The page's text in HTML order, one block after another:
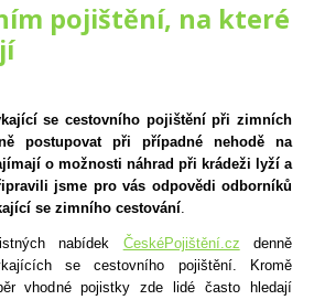
pojištění, na které
se cestovního pojištění při zimních
postupovat při případné nehodě na
o možnosti náhrad při krádeži lyží a
jsme pro vás odpovědi odborníků
se zimního cestování.
nabídek ČeskéPojištění.cz denně
se cestovního pojištění. Kromě
vhodné pojistky zde lidé často hledají